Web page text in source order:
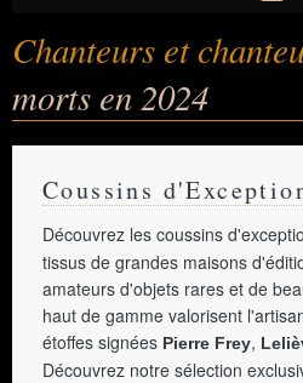
Chanteurs et
morts en 2024
Coussins
Découvrez les coussins
tissus de grandes maisons
amateurs d'objets rares et de
haut de gamme valorisent
étoffes signées Pierre Frey,
Découvrez notre sélection